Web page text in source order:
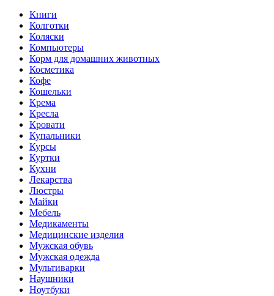
Книги
Колготки
Коляски
Компьютеры
Корм для домашних животных
Косметика
Кофе
Кошельки
Крема
Кресла
Кровати
Купальники
Курсы
Куртки
Кухни
Лекарства
Люстры
Майки
Мебель
Медикаменты
Медицинские изделия
Мужская обувь
Мужская одежда
Мультиварки
Наушники
Ноутбуки